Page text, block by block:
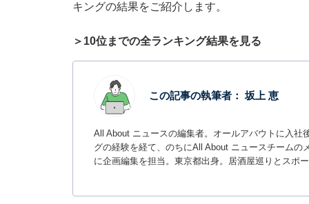
キングの結果をご紹介します。
＞10位までの全ランキング結果を見る
この記事の執筆者： 坂上 恵
All About ニュースの編集者。オールアバウトに入
グの経験を経て、のちにAll About ニュースチーム
に企画編集を担当。東京都出身。居酒屋巡りとスポー